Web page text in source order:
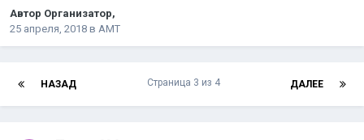
Автор Организатор,
25 апреля, 2018 в АМТ
НАЗАД ДАЛЕЕ
Страница 3 из 4